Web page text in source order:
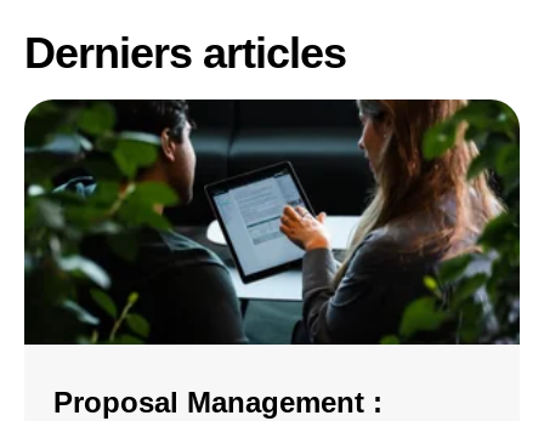
Derniers articles
Proposal Management :